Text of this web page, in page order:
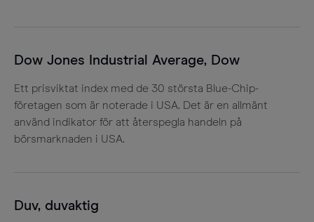
Dow Jones Industrial Average, Dow
Ett prisviktat index med de 30 största Blue-Chip-
företagen som är noterade i USA. Det är en allmänt
använd indikator för att återspegla handeln på
börsmarknaden i USA.
Duv, duvaktig